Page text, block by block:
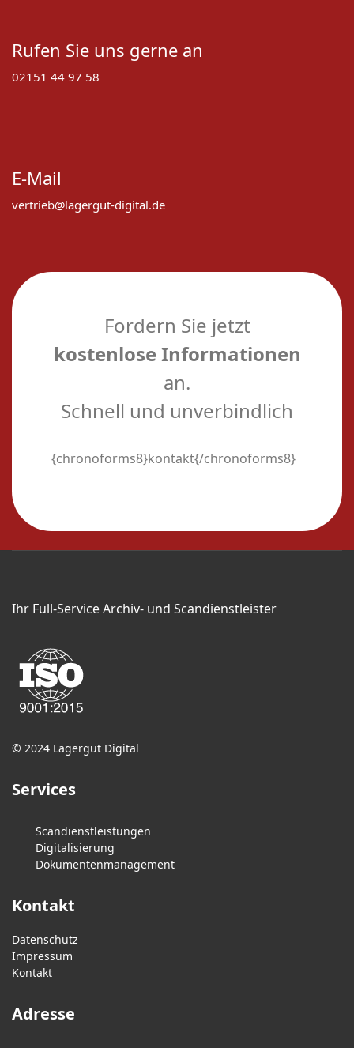
Rufen Sie uns gerne an
02151 44 97 58
E-Mail
vertrieb@lagergut-digital.de
Fordern Sie jetzt
kostenlose Informationen
an.
Schnell und unverbindlich
{chronoforms8}kontakt{/chronoforms8}
Ihr Full-Service Archiv- und Scandienstleister
© 2024 Lagergut Digital
Services
Scandienstleistungen
Digitalisierung
Dokumentenmanagement
Kontakt
Datenschutz
Impressum
Kontakt
Adresse